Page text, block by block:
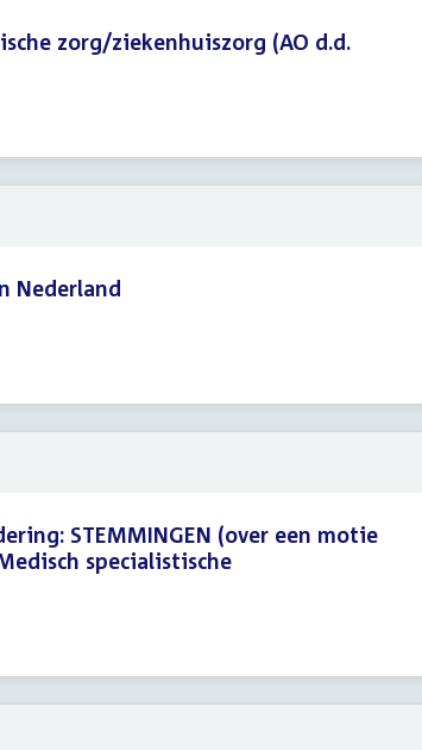
zorg/ziekenhuiszorg (AO d.d.
Nederland
STEMMINGEN (over een motie
specialistische